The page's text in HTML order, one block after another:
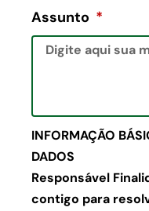
Assunto
INFORMAÇÃO
DADOS
Responsável
contigo para